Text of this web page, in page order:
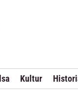
Kultur